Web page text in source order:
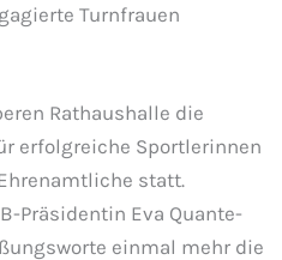
Turnfrauen
Rathaushalle die
erfolgreiche Sportlerinnen
statt.
Präsidentin Eva Quante-
einmal mehr die